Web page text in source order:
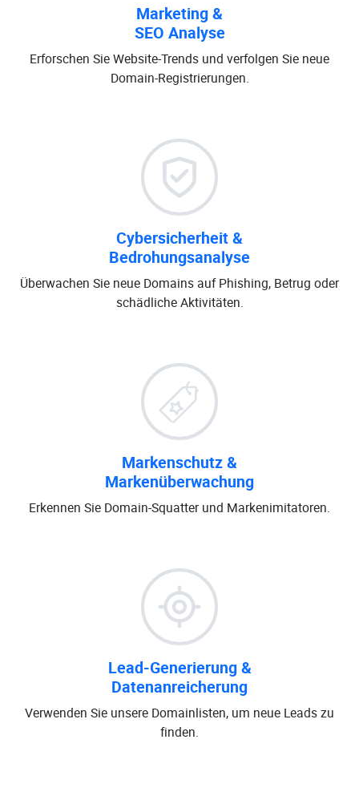
Marketing &
SEO Analyse
Erforschen Sie Website-Trends und verfolgen Sie neue
Domain-Registrierungen.
Cybersicherheit &
Bedrohungsanalyse
Überwachen Sie neue Domains auf Phishing, Betrug oder
schädliche Aktivitäten.
Markenschutz &
Markenüberwachung
Erkennen Sie Domain-Squatter und Markenimitatoren.
Lead-Generierung &
Datenanreicherung
Verwenden Sie unsere Domainlisten, um neue Leads zu
finden.